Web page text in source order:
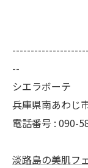
--
シエラボーテ
兵庫県南あわじ
電話番号 : 090-
淡路島の美肌フ